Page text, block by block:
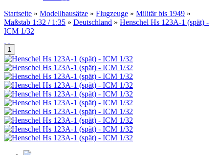
Startseite » Modellbausätze » Flugzeuge » Militär bis 1949 »
Maßstab 1:32 / 1:35 » Deutschland » Henschel Hs 123A-1 (spät) -
ICM 1/32